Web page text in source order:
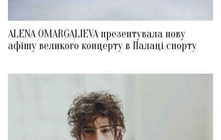
ALENA OMARGALIEVA презентувала нову
афішу великого концерту в Палаці спорту